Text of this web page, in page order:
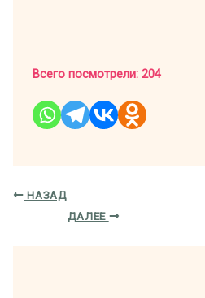
Всего посмотрели: 204
НАЗАД
ДАЛЕЕ